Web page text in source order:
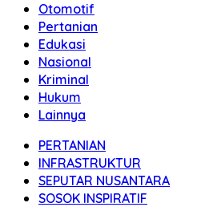
Otomotif
Pertanian
Edukasi
Nasional
Kriminal
Hukum
Lainnya
PERTANIAN
INFRASTRUKTUR
SEPUTAR NUSANTARA
SOSOK INSPIRATIF